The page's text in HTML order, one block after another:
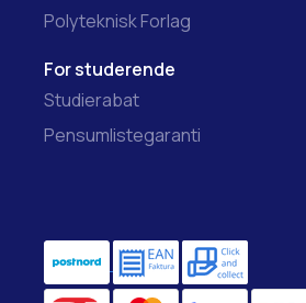
Polyteknisk Forlag
For studerende
Studierabat
Pensumlistegaranti